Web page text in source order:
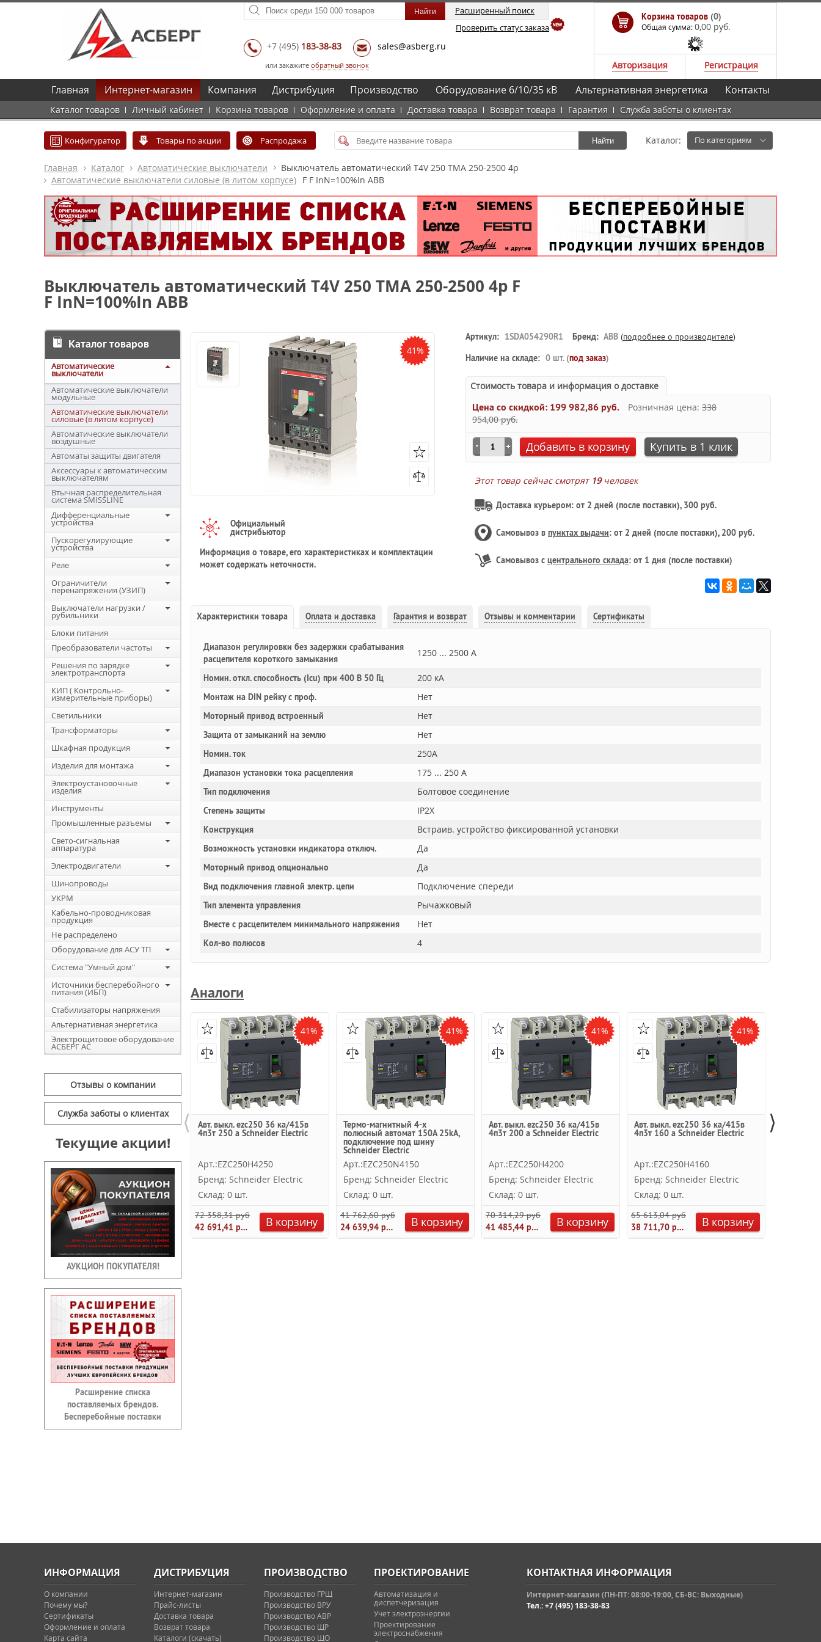
Расширенный поиск
Проверить статус заказа
+7 (495) 183-38-83 sales@asberg.ru
или закажите обратный звонок
Корзина товаров (0)
Общая сумма:0,00 руб.
Авторизация Регистрация
Главная Интернет-магазин
Каталог товаров Личный кабинет Корзина товаров Оформление и оплата Доставка товара Возврат товара Гарантия Служба заботы о клиентах
Компания Дистрибуция Производство Оборудование 6/10/35 кВ Альтернативная энергетика Контакты
Конфигуратор Товары по акции Распродажа Найти Каталог: По категориям
Главная Каталог
Автоматические выключатели
Автоматические выключатели силовые (в литом корпусе)
Выключатель автоматический T4V 250 TMA 250-2500 4p
F F InN=100%In ABB
Выключатель автоматический T4V 250 TMA 250-2500 4p F
F InN=100%In ABB
Каталог товаров
Автоматические
выключатели
Автоматические выключатели
модульные
Автоматические выключатели
силовые (в литом корпусе)
Автоматические выключатели
воздушные
Автоматы защиты двигателя
Аксессуары к автоматическим
выключателям
Втычная распределительная
система SMISSLINE
Дифференциальные
устройства
Пускорегулирующие
устройства
Реле
Ограничители
перенапряжения (УЗИП)
Выключатели нагрузки /
рубильники
Блоки питания
Преобразователи частоты
Решения по зарядке
электротранспорта
КИП ( Контрольно-
измерительные приборы)
Светильники
Трансформаторы
Шкафная продукция
Изделия для монтажа
Электроустановочные
изделия
Инструменты
Промышленные разъемы
Свето-сигнальная
аппаратура
Электродвигатели
Шинопроводы
УКРМ
Кабельно-проводниковая
продукция
Не распределено
Оборудование для АСУ ТП
Система "Умный дом"
Источники бесперебойного
питания (ИБП)
Стабилизаторы напряжения
Альтернативная энергетика
Электрощитовое оборудование
АСБЕРГ АС
Отзывы о компании
Служба заботы о клиентах
Текущие акции!
АУКЦИОН ПОКУПАТЕЛЯ!
Расширение списка
поставляемых брендов.
Бесперебойные поставки
41%
Официальный
дистрибьютор
Информация о товаре, его характеристиках и комплектации
может содержать неточности.
Артикул: 1SDA054290R1 Бренд: ABB (подробнее о производителе)
Наличие на складе: 0 шт. (под заказ)
Стоимость товара и информация о доставке
Цена со скидкой: 199 982,86 руб. Розничная цена: 338
954,00 руб.
Добавить в корзину Купить в 1 клик
Этот товар сейчас смотрят 19человек
Доставка курьером: от 2 дней (после поставки), 300 руб.
Самовывоз в пунктах выдачи: от 2 дней (после поставки), 200 руб.
Самовывоз с центрального склада: от 1 дня (после поставки)
Характеристики товара Оплата и доставка Гарантия и возврат Отзывы и комментарии Сертификаты
Диапазон регулировки без задержки срабатывания
расцепителя короткого замыкания
1250 ... 2500 А
Номин. откл. способность (Icu) при 400 В 50 Гц 200 кА
Монтаж на DIN рейку с проф. Нет
Моторный привод встроенный Нет
Защита от замыканий на землю Нет
Номин. ток 250A
Диапазон установки тока расцепления 175 ... 250 А
Тип подключения Болтовое соединение
Степень защиты IP2X
Конструкция Встраив. устройство фиксированной установки
Возможность установки индикатора отключ. Да
Моторный привод опционально Да
Вид подключения главной электр. цепи Подключение спереди
Тип элемента управления Рычажковый
Вместе с расцепителем минимального напряжения Нет
Кол-во полюсов 4
Аналоги
41%
Авт. выкл. ezc250 36 ка/415в
4п3т 250 a Schneider Electric
Арт.:EZC250H4250
Бренд: Schneider Electric
Склад: 0 шт.
72 358,31 руб.
42 691,41 руб.
В корзину
41%
Термо-магнитный 4-х
полюсный автомат 150А 25kA,
подключение под шину
Schneider Electric
Арт.:EZC250N4150
Бренд: Schneider Electric
Склад: 0 шт.
41 762,60 руб.
24 639,94 руб.
В корзину
41%
Авт. выкл. ezc250 36 ка/415в
4п3т 200 a Schneider Electric
Арт.:EZC250H4200
Бренд: Schneider Electric
Склад: 0 шт.
70 314,29 руб.
41 485,44 руб.
В корзину
41%
Авт. выкл. ezc250 36 ка/415в
4п3т 160 a Schneider Electric
Арт.:EZC250H4160
Бренд: Schneider Electric
Склад: 0 шт.
65 613,04 руб.
38 711,70 руб.
В корзину
⟨ ⟩
ИНФОРМАЦИЯ
О компании
Почему мы?
Сертификаты
Оформление и оплата
Карта сайта
ДИСТРИБУЦИЯ
Интернет-магазин
Прайс-листы
Доставка товара
Возврат товара
Каталоги (скачать)
ПРОИЗВОДСТВО
Производство ГРЩ
Производство ВРУ
Производство АВР
Производство ЩР
Производство ЩО
ПРОЕКТИРОВАНИЕ
Автоматизация и
диспетчеризация
Учет электроэнергии
Проектирование
электроснабжения
КОНТАКТНАЯ ИНФОРМАЦИЯ
Интернет-магазин (ПН-ПТ: 08:00-19:00, СБ-ВС: Выходные)
Тел.: +7 (495) 183-38-83